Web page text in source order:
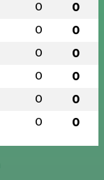
0 0
0 0
0 0
0 0
0 0
0 0